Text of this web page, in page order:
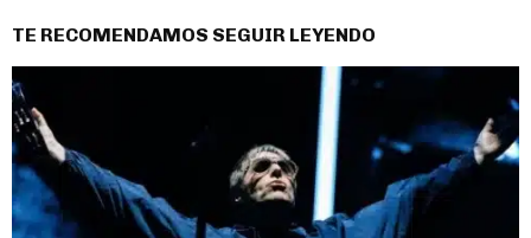
TE RECOMENDAMOS SEGUIR LEYENDO